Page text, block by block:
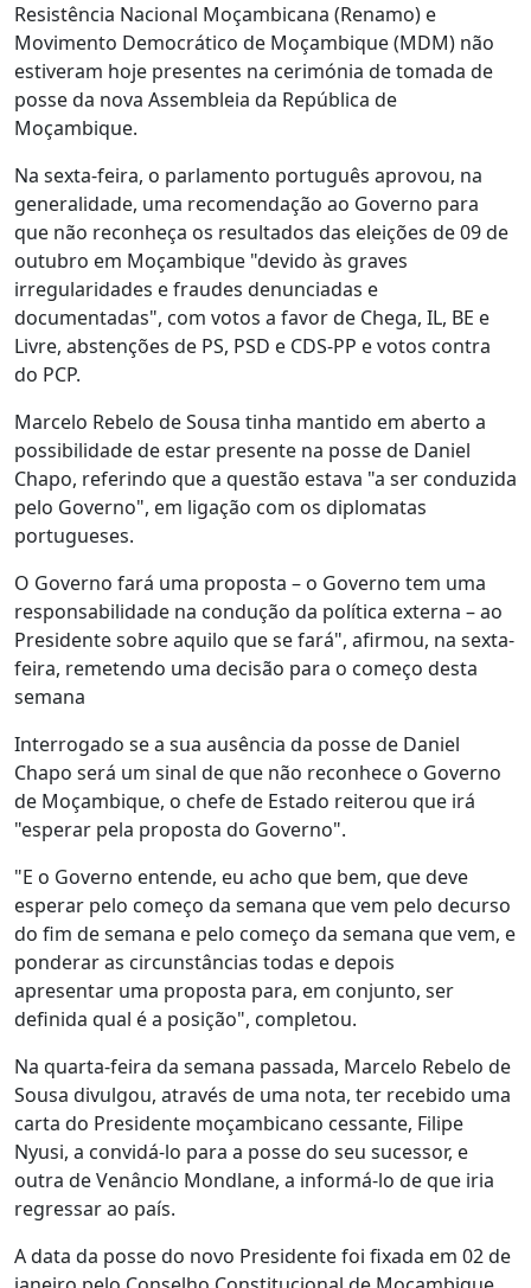
Resistência Nacional Moçambicana (Renamo) e
Movimento Democrático de Moçambique (MDM) não
estiveram hoje presentes na cerimónia de tomada de
posse da nova Assembleia da República de
Moçambique.
Na sexta-feira, o parlamento português aprovou, na
generalidade, uma recomendação ao Governo para
que não reconheça os resultados das eleições de 09 de
outubro em Moçambique "devido às graves
irregularidades e fraudes denunciadas e
documentadas", com votos a favor de Chega, IL, BE e
Livre, abstenções de PS, PSD e CDS-PP e votos contra
do PCP.
Marcelo Rebelo de Sousa tinha mantido em aberto a
possibilidade de estar presente na posse de Daniel
Chapo, referindo que a questão estava "a ser conduzida
pelo Governo", em ligação com os diplomatas
portugueses.
O Governo fará uma proposta – o Governo tem uma
responsabilidade na condução da política externa – ao
Presidente sobre aquilo que se fará", afirmou, na sexta-
feira, remetendo uma decisão para o começo desta
semana
Interrogado se a sua ausência da posse de Daniel
Chapo será um sinal de que não reconhece o Governo
de Moçambique, o chefe de Estado reiterou que irá
"esperar pela proposta do Governo".
"E o Governo entende, eu acho que bem, que deve
esperar pelo começo da semana que vem pelo decurso
do fim de semana e pelo começo da semana que vem, e
ponderar as circunstâncias todas e depois
apresentar uma proposta para, em conjunto, ser
definida qual é a posição", completou.
Na quarta-feira da semana passada, Marcelo Rebelo de
Sousa divulgou, através de uma nota, ter recebido uma
carta do Presidente moçambicano cessante, Filipe
Nyusi, a convidá-lo para a posse do seu sucessor, e
outra de Venâncio Mondlane, a informá-lo de que iria
regressar ao país.
A data da posse do novo Presidente foi fixada em 02 de